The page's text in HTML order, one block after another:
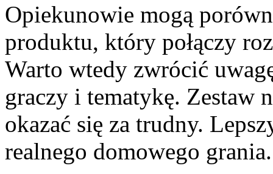
Opiekunowie mogą
produktu, który połączy
Warto wtedy zwrócić
graczy i tematykę. Zestaw
okazać się za trudny.
realnego domowego grania.